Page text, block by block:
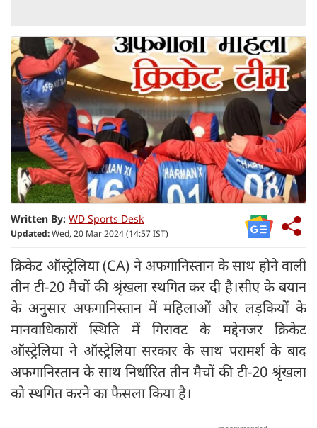
Written By: WD Sports Desk
Updated:Wed, 20 Mar 2024 (14:57 IST)
क्रिकेट ऑस्ट्रेलिया (CA) ने अफगानिस्तान के साथ होने वाली
तीन टी-20 मैचों की श्रृंखला स्थगित कर दी है।सीए के बयान
के अनुसार अफगानिस्तान में महिलाओं और लड़कियों के
मानवाधिकारों स्थिति में गिरावट के मद्देनजर क्रिकेट
ऑस्ट्रेलिया ने ऑस्ट्रेलिया सरकार के साथ परामर्श के बाद
अफगानिस्तान के साथ निर्धारित तीन मैचों की टी-20 श्रृंखला
को स्थगित करने का फैसला किया है।